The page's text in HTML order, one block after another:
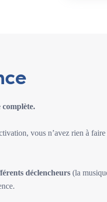
vous n’avez rien à
déclencheurs (la